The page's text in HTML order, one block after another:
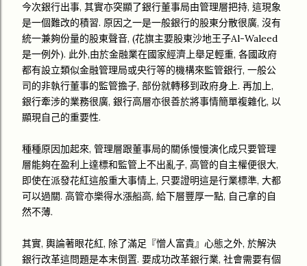
今次銀行出事, 其實亦突顯了銀行董事局由管理層把持, 這現象
是一個難改的積習. 原因之一是一般銀行的股東分散很廣, 沒有
統一兼夠份量的股東聲音, (花旗主要股東沙地王子Al-Waleed
是一例外). 此外,由於金融業在國家經濟上舉足輕重, 各國政府
都有設立類似金融管理局或央行等的機構來監管銀行, 一般公
司的非執行董事的監管擔子, 部份就轉移到政府身上. 再加上,
銀行牽涉的業務很廣, 銀行高層亦很善於將事情簡單複雜化, 以
顯現自己的重要性.
種種原因加起來, 管理層跟董事局的關係慢慢演化成只要管理
層能夠在盈利上達標和監管上不出亂子, 高管的自主權便很大,
即使在派發花紅這般重大事情上, 只要證明這是行業標準, 大都
可以過關. 高管亦樂得水漲船高, 給下層豐厚一點, 自己拿的自
然不薄.
其實, 輿論著眼花紅, 除了滿足『憎人富貴』心態之外, 於解決
銀行改革這問題是本末倒置. 要成功改革銀行業, 社會需要有個